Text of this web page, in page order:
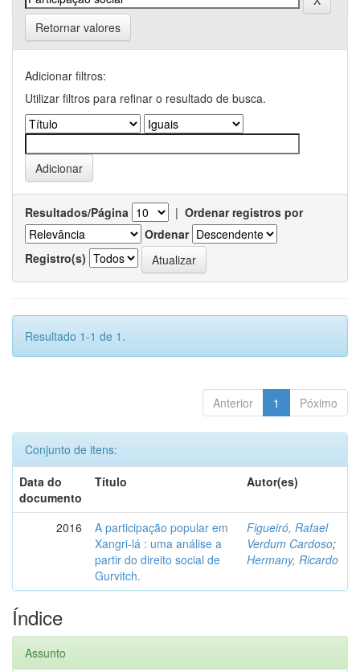
Retornar valores
Adicionar filtros:
Utilizar filtros para refinar o resultado de busca.
Resultados/Página | Ordenar registros por
Ordenar
Registro(s)
Resultado 1-1 de 1.
Anterior 1 Póximo
Conjunto de itens:
Data do
documento
Título Autor(es)
2016
A participação popular em
Xangri-lá : uma análise a
partir do direito social de
Gurvitch.
Figueiró, Rafael
Verdum Cardoso;
Hermany, Ricardo
Índice
Assunto